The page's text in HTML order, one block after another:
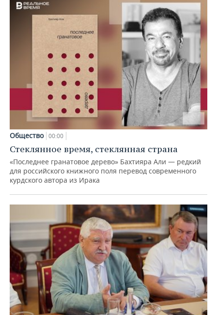
Общество 00:00
Стеклянное время, стеклянная страна
«Последнее гранатовое дерево» Бахтияра Али — редкий
для российского книжного поля перевод современного
курдского автора из Ирака